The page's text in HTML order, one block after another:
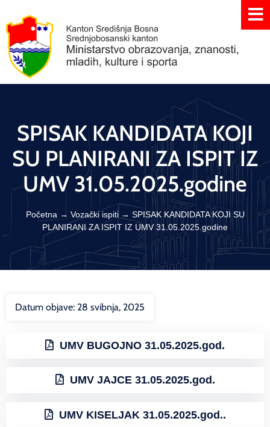
SPISAK KANDIDATA KOJI
SU PLANIRANI ZA ISPIT IZ
UMV 31.05.2025.godine
Početna → Vozački ispiti→ SPISAK KANDIDATA KOJI SU
PLANIRANI ZA ISPIT IZ UMV 31.05.2025.godine
Datum objave: 28 svibnja, 2025
UMV BUGOJNO 31.05.2025.god.
UMV JAJCE 31.05.2025.god.
UMV KISELJAK 31.05.2025.god..